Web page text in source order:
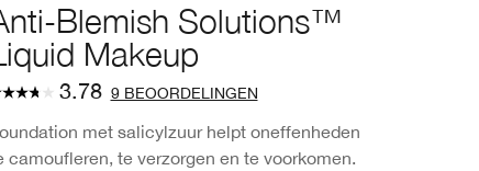
Blemish Solutions™
Makeup
3.78 9 BEOORDELINGEN
met salicylzuur helpt oneffenheden
camoufleren, te verzorgen en te voorkomen.